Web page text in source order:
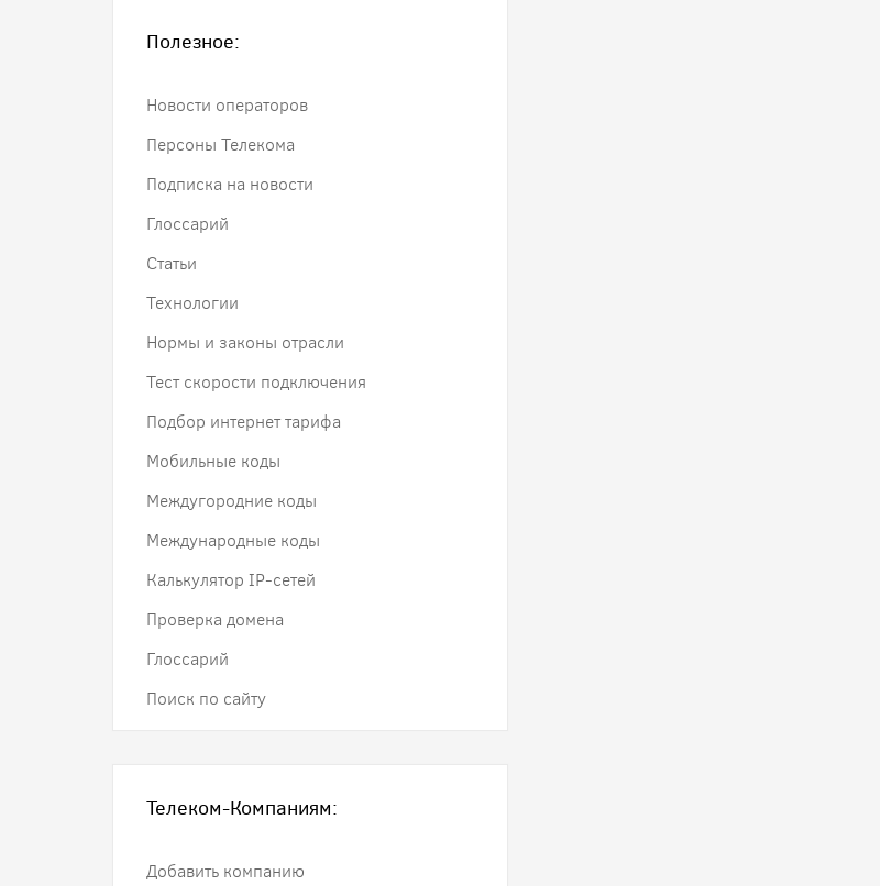
Полезное:
Новости операторов
Персоны Телекома
Подписка на новости
Глоссарий
Статьи
Технологии
Нормы и законы отрасли
Тест скорости подключения
Подбор интернет тарифа
Мобильные коды
Междугородние коды
Международные коды
Калькулятор IP-сетей
Проверка домена
Глоссарий
Поиск по сайту
Телеком-Компаниям:
Добавить компанию